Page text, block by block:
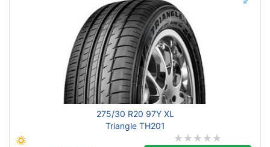
275/30 R20 97Y XL
Triangle TH201